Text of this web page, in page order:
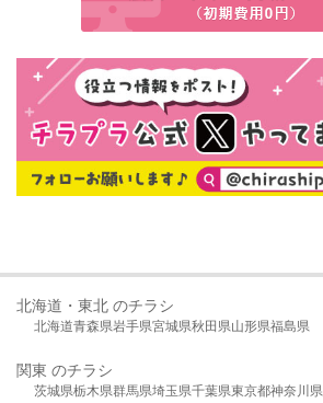
北海道・東北 のチラシ
北海道青森県岩手県宮城県秋田県山形県福島県
関東 のチラシ
茨城県栃木県群馬県埼玉県千葉県東京都神奈川県